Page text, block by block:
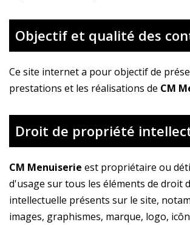
Objectif et qualité des
Ce site internet a pour objectif de
prestations et les réalisations de CM
Droit de propriété
CM Menuiserie est propriétaire ou
d'usage sur tous les éléments de droit
intellectuelle présents sur le site,
images, graphismes, marque, logo,